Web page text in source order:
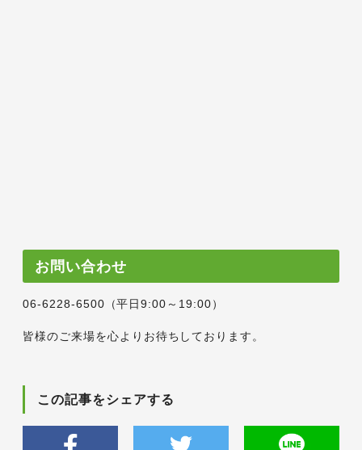
お問い合わせ
06-6228-6500（平日9:00～19:00）
皆様のご来場を心よりお待ちしております。
この記事をシェアする